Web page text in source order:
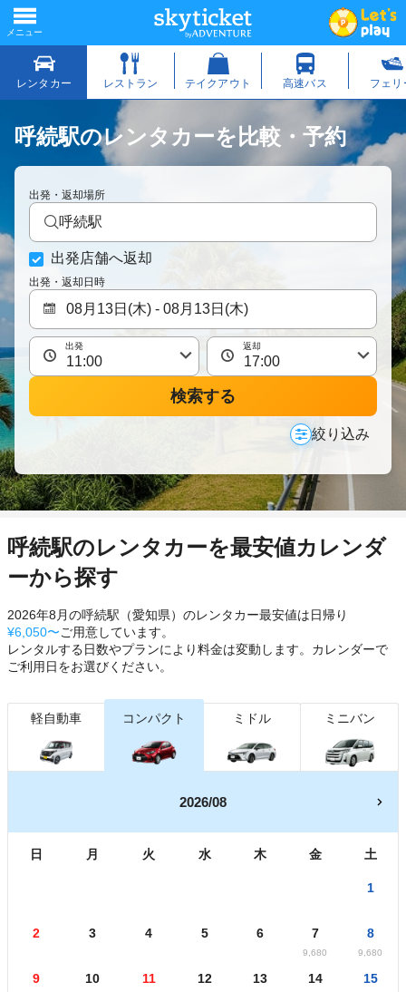
呼続駅のレンタカーを比較・予約
出発・返却場所
呼続駅
出発店舗へ返却
出発・返却日時
出発 返却
検索する
絞り込み
呼続駅のレンタカーを最安値カレンダ
ーから探す
2026年8月の呼続駅（愛知県）のレンタカー最安値は日帰り
¥6,050〜ご用意しています。
レンタルする日数やプランにより料金は変動します。カレンダーで
ご利用日をお選びください。
軽自動車 コンパクト ミドル ミニバン
2026/08
日 月 火 水 木 金 土
1
2 3 4 5 6 7
9,680
8
9,680
9 10 11 12 13 14 15